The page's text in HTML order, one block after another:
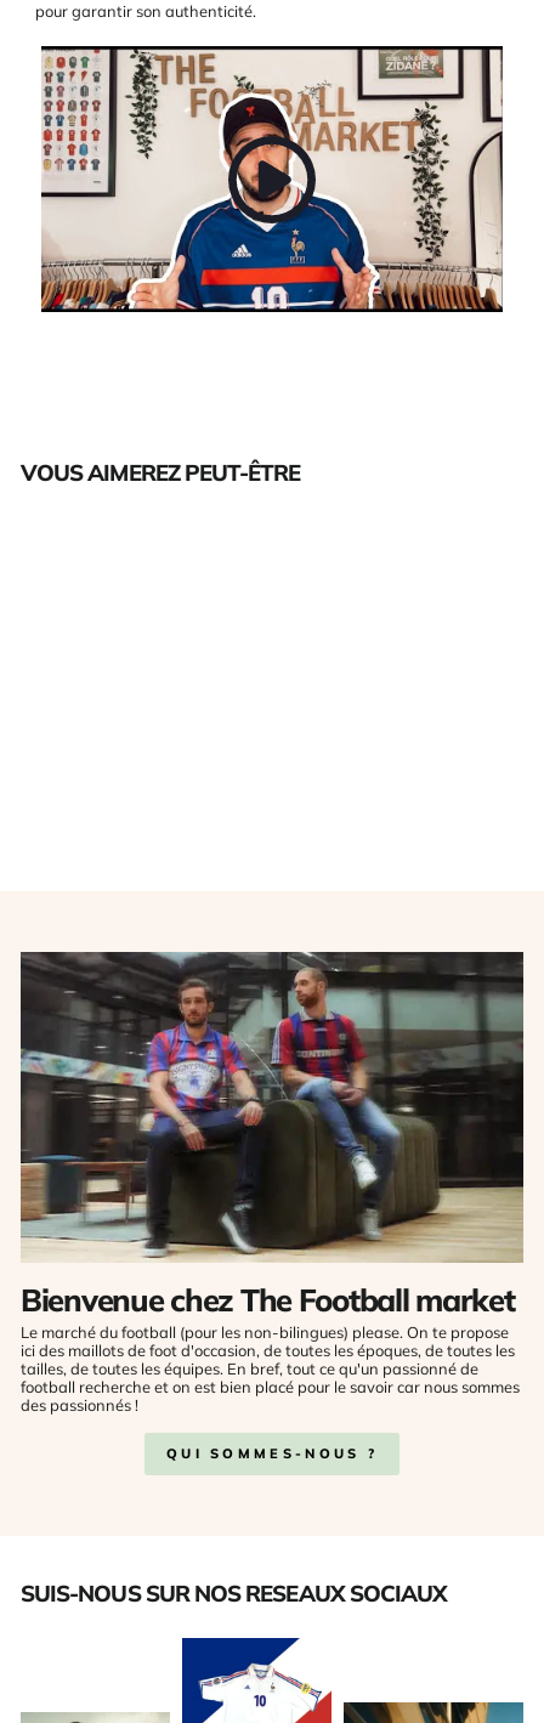
pour garantir son authenticité.
VOUS AIMEREZ PEUT-ÊTRE
Bienvenue chez The Football market
Le marché du football (pour les non-bilingues) please. On te propose
ici des maillots de foot d'occasion, de toutes les époques, de toutes les
tailles, de toutes les équipes. En bref, tout ce qu'un passionné de
football recherche et on est bien placé pour le savoir car nous sommes
des passionnés !
QUI SOMMES-NOUS ?
SUIS-NOUS SUR NOS RESEAUX SOCIAUX